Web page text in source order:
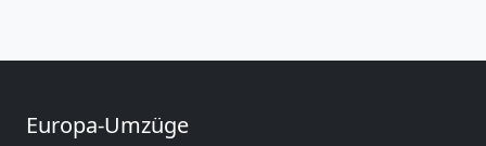
Europa-Umzüge